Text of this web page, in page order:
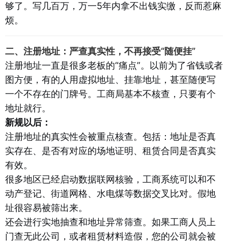
够了。写几百万，万一5年内拿不出钱实缴，反而惹麻
烦。
二、注册地址：严查真实性，不再接受“随便挂”
注册地址一直是很多老板的“痛点”。以前为了省钱或者
图方便，有的人用虚拟地址、挂靠地址，甚至随便写
一个不存在的门牌号。工商局基本不核查，只要有个
地址就行。
新规以后：
注册地址的真实性会被重点核查。包括：地址是否真
实存在、是否有对应的场地证明、租赁合同是否真实
有效。
很多地区已经启动数据联网核验，工商系统可以和不
动产登记、街道网格、水电煤等数据交叉比对。假地
址很容易被筛出来。
还会进行实地抽查和地址异常筛查。如果工商人员上
门查无此公司，或者租赁材料造假，您的公司就会被